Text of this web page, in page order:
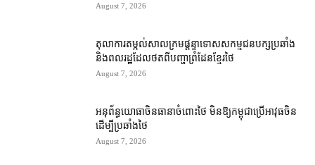
August 7, 2026
តុលាការ​តម្កល់​សាលក្រម​ផ្ដន្ទាទោស​សកម្មជន​បក្ស​ប្រឆាំង​
និង​ពលរដ្ឋ​ដែល​ថត​ពី​បញ្ហា​ព្រំដែន​ខ្មែរ​ថៃ
August 7, 2026
អនុព័ន្ធយោធា​ចិន​ធានា​ចំពោះ​ថៃ មិន​ឱ្យ​កម្ពុជា​ប្រើ​អាវុធ​ចិន​
ដើម្បី​ប្រឆាំង​ថៃ ​
August 7, 2026